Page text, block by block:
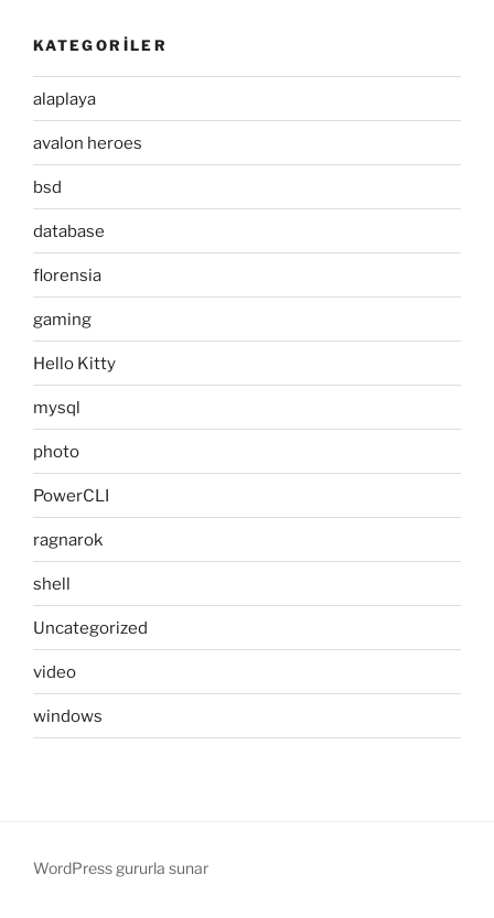
KATEGORILER
alaplaya
avalon heroes
bsd
database
florensia
gaming
Hello Kitty
mysql
photo
PowerCLI
ragnarok
shell
Uncategorized
video
windows
WordPress gururla sunar